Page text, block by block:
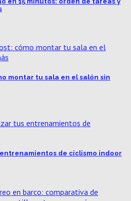
montar tu sala en el salón sin
de ciclismo indoor